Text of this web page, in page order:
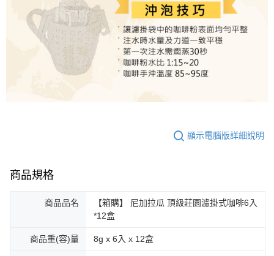
顯示電腦版詳細說明
商品規格
商品品名
【箱購】 尼加拉瓜 頂級莊園濾掛式咖啡6入
*12盒
商品重(容)量 8g x 6入 x 12盒